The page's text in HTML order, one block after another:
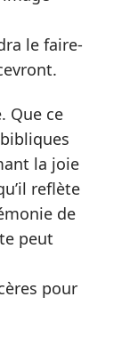
le faire-
Que ce
la joie
reflète
de
peut
pour